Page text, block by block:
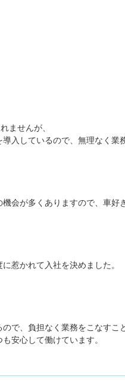
ませんが、
入しているので、無理なく業
会が多くありますので、車好
惹かれて入社を決めました。
で、負担なく業務をこなすこ
安心して働けています。